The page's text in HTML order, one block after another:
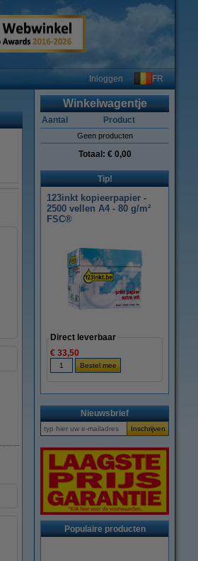
Inloggen FR
Winkelwagentje
Aantal Product
Geen producten
Totaal: € 0,00
Tip!
123inkt kopieerpapier -
2500 vellen A4 - 80 g/m²
FSC®
Direct leverbaar
€ 33,50
Nieuwsbrief
Populaire producten